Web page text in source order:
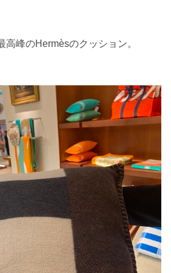
高峰のHermèsのクッション。